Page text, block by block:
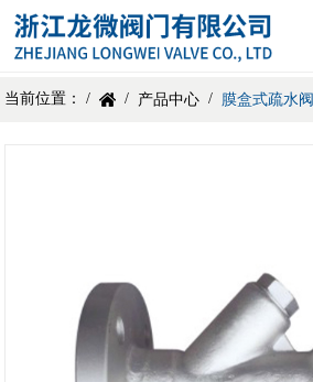
当前位置： / / 产品中心 / 膜盒式疏水阀